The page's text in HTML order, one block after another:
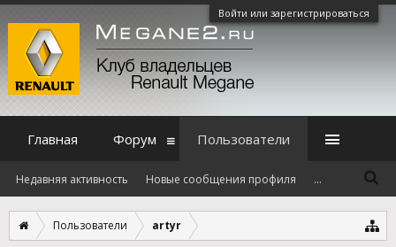
Войти или зарегистрироваться
Пользователи artyr
Главная Форум Пользователи
Недавняя активность Новые сообщения профиля ...